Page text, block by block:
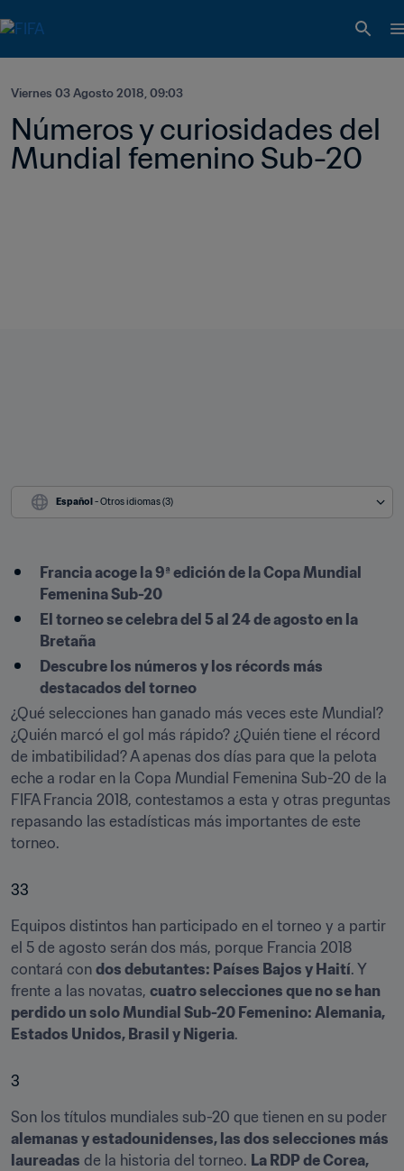
Viernes 03 Agosto 2018, 09:03
Números y curiosidades del
Mundial femenino Sub-20
Español - Otros idiomas (3)
Francia acoge la 9ª edición de la Copa Mundial
Femenina Sub-20
El torneo se celebra del 5 al 24 de agosto en la
Bretaña
Descubre los números y los récords más
destacados del torneo
¿Qué selecciones han ganado más veces este Mundial?
¿Quién marcó el gol más rápido? ¿Quién tiene el récord
de imbatibilidad? A apenas dos días para que la pelota
eche a rodar en la Copa Mundial Femenina Sub-20 de la
FIFA Francia 2018, contestamos a esta y otras preguntas
repasando las estadísticas más importantes de este
torneo.
33
Equipos distintos han participado en el torneo y a partir
el 5 de agosto serán dos más, porque Francia 2018
contará con dos debutantes: Países Bajos y Haití. Y
frente a las novatas, cuatro selecciones que no se han
perdido un solo Mundial Sub-20 Femenino: Alemania,
Estados Unidos, Brasil y Nigeria.
3
alemanas y estadounidenses, las dos selecciones más
laureadas de la historia del torneo. La RDP de Corea,